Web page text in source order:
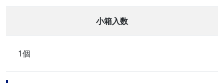
小箱入数
1個